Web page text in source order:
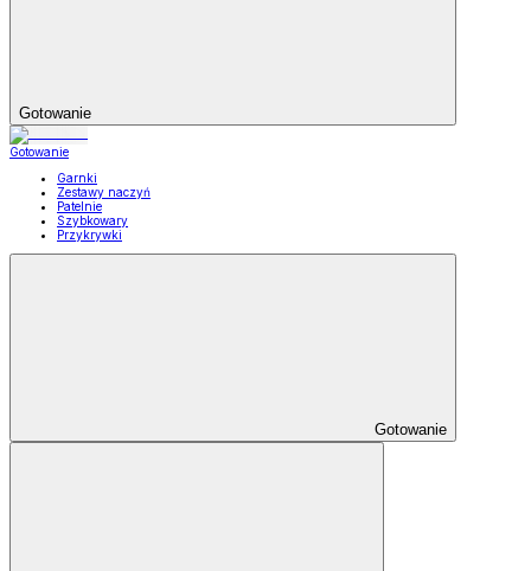
Gotowanie
Gotowanie
Garnki
Zestawy naczyń
Patelnie
Szybkowary
Przykrywki
Gotowanie